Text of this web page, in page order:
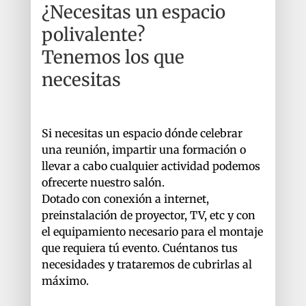
¿Necesitas un espacio
polivalente?
Tenemos los que
necesitas
Si necesitas un espacio dónde celebrar
una reunión, impartir una formación o
llevar a cabo cualquier actividad podemos
ofrecerte nuestro salón.
Dotado con conexión a internet,
preinstalación de proyector, TV, etc y con
el equipamiento necesario para el montaje
que requiera tú evento. Cuéntanos tus
necesidades y trataremos de cubrirlas al
máximo.